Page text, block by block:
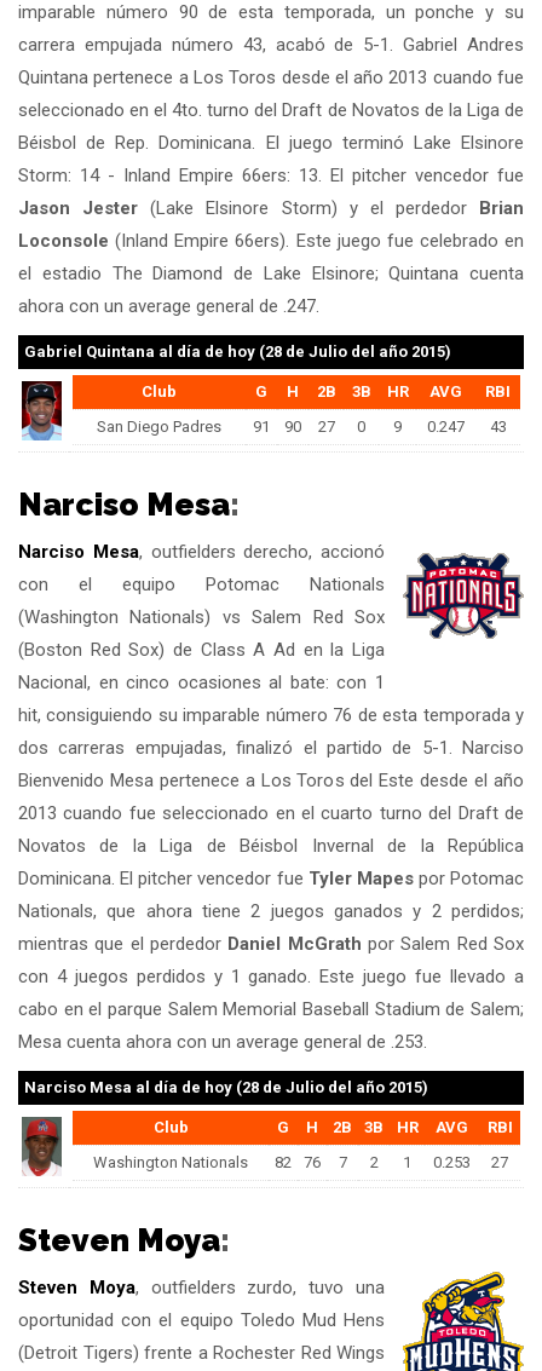
imparable número 90 de esta temporada, un ponche y su
carrera empujada número 43, acabó de 5-1. Gabriel Andres
Quintana pertenece a Los Toros desde el año 2013 cuando fue
seleccionado en el 4to. turno del Draft de Novatos de la Liga de
Béisbol de Rep. Dominicana. El juego terminó Lake Elsinore
Storm: 14 - Inland Empire 66ers: 13. El pitcher vencedor fue
Jason Jester (Lake Elsinore Storm) y el perdedor Brian
Loconsole (Inland Empire 66ers). Este juego fue celebrado en
el estadio The Diamond de Lake Elsinore; Quintana cuenta
ahora con un average general de .247.
Gabriel Quintana al día de hoy (28 de Julio del año 2015)
Club G H 2B 3B HR AVG
RBI
San Diego Padres
91 90 27 0 9 0.247 43
Narciso Mesa:
Narciso Mesa, outfielders derecho, accionó
con el equipo Potomac Nationals
(Washington Nationals) vs Salem Red Sox
(Boston Red Sox) de Class A Ad en la Liga
Nacional, en cinco ocasiones al bate: con 1
hit, consiguiendo su imparable número 76 de esta temporada y
dos carreras empujadas, finalizó el partido de 5-1. Narciso
Bienvenido Mesa pertenece a Los Toros del Este desde el año
2013 cuando fue seleccionado en el cuarto turno del Draft de
Novatos de la Liga de Béisbol Invernal de la República
Dominicana. El pitcher vencedor fue Tyler Mapespor Potomac
Nationals, que ahora tiene 2 juegos ganados y 2 perdidos;
mientras que el perdedor Daniel McGrath por Salem Red Sox
con 4 juegos perdidos y 1 ganado. Este juego fue llevado a
cabo en el parque Salem Memorial Baseball Stadium de Salem;
Mesa cuenta ahora con un average general de .253.
Narciso Mesa al día de hoy (28 de Julio del año 2015)
Club G H 2B 3B HR AVG
RBI
Washington Nationals
82 76 7 2 1 0.253 27
Steven Moya:
Steven Moya, outfielders zurdo, tuvo una
oportunidad con el equipo Toledo Mud Hens
(Detroit Tigers) frente a Rochester Red Wings